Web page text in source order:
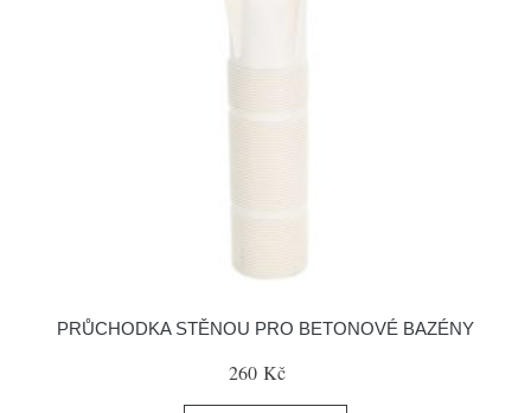
PRŮCHODKA STĚNOU PRO BETONOVÉ BAZÉNY
260 Kč